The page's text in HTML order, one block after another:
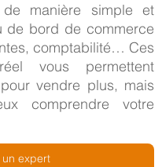
de manière simple et
de bord de commerce
comptabilité… Ces
vous permettent
vendre plus, mais
comprendre votre
expert